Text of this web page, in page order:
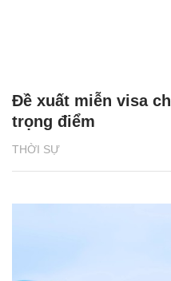
THỜI SỰ
Đề xuất miễn visa
trọng điểm